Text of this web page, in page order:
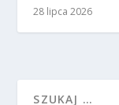
28 lipca 2026